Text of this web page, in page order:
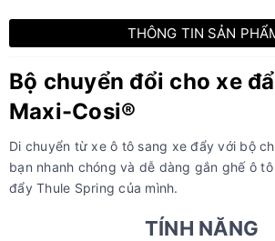
THÔNG TIN SẢN
Bộ chuyển đổi cho xe
Maxi-Cosi®
Di chuyển từ xe ô tô sang xe đẩy với bộ
bạn nhanh chóng và dễ dàng gắn ghế ô
đẩy Thule Spring của mình.
TÍNH NĂNG